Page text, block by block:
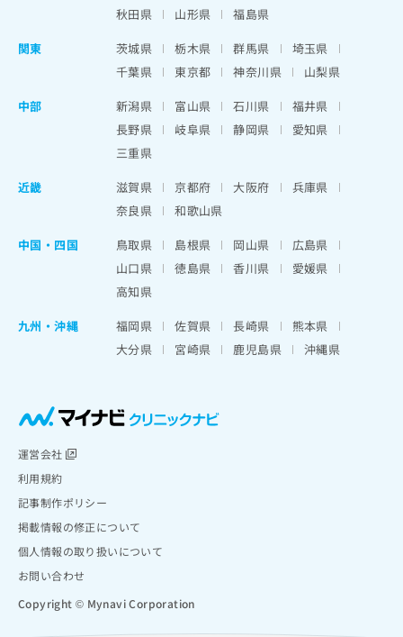
秋田県
山形県
福島県
関東
茨城県 栃木県 群馬県
埼玉県
千葉県
東京都 神奈川県
山梨県
中部
新潟県 富山県 石川県
福井県
長野県
岐阜県 静岡県
愛知県
三重県
近畿
滋賀県 京都府 大阪府
兵庫県
奈良県
和歌山県
中国・四国
鳥取県 島根県 岡山県
広島県
山口県
徳島県 香川県
愛媛県
高知県
九州・沖縄
福岡県 佐賀県 長崎県
熊本県
大分県
宮崎県 鹿児島県 沖縄県
運営会社
利用規約
記事制作ポリシー
掲載情報の修正について
個人情報の取り扱いについて
お問い合わせ
Copyright © Mynavi Corporation